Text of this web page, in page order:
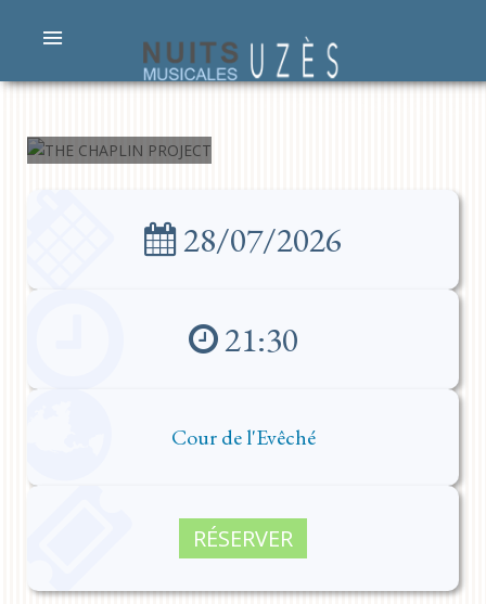
THE
CHAPLIN
28/07/2026
21:30
Cour de l'Evêché
RÉSERVER